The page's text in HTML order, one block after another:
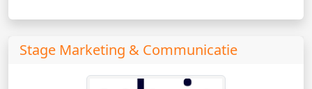
Stage Marketing & Communicatie